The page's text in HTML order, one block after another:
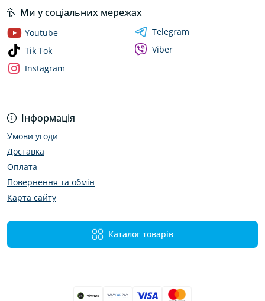
Інформація
Умови угоди
Доставка
Оплата
Повернення та обмін
Карта сайту
Каталог товарів
Ми у соціальних мережах
Youtube
Tik Tok
Instagram
Telegram
Viber